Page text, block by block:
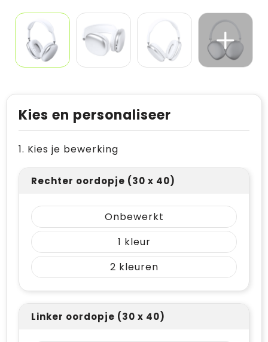
Kies en personaliseer
1. Kies je bewerking
Rechter oordopje (30 x 40)
Onbewerkt
1
2
Linker oordopje (30 x 40)